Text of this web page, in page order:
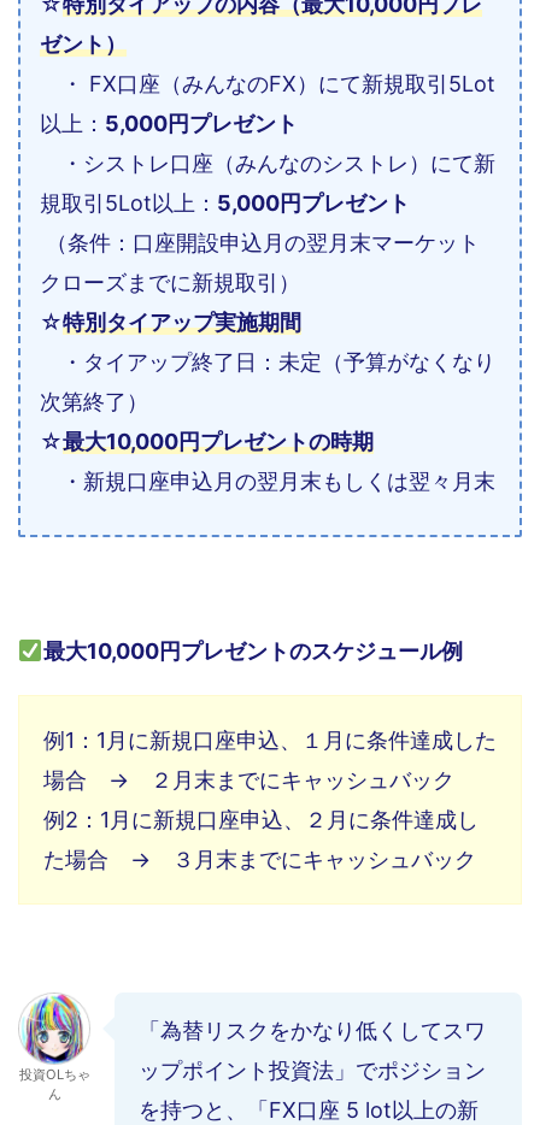
ゼント）
・ FX口座（みんなのFX）にて新規取引5Lot
以上： 5,000円プレゼント
・シストレ口座（みんなのシストレ）にて新
規取引5Lot以上： 5,000円プレゼント
（条件：口座開設申込月の翌月末マーケット
クローズまでに新規取引）
☆特別タイアップ実施期間
・タイアップ終了日：未定（予算がなくなり
次第終了）
☆最大10,000円プレゼントの時期
・新規口座申込月の翌月末もしくは翌々月末
最大10,000円プレゼントのスケジュール例
例1：1月に新規口座申込、１月に条件達成した
場合 → ２月末までにキャッシュバック
例2：1月に新規口座申込、２月に条件達成し
た場合 → ３月末までにキャッシュバック
投資OLちゃ
ん
「為替リスクをかなり低くしてスワ
ップポイント投資法」でポジション
を持つと、「FX口座 5 lot以上の新